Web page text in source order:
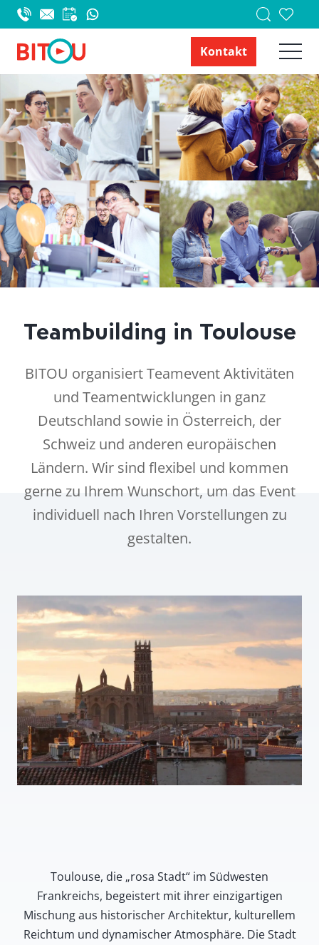
Kontakt
Teambuilding in Toulouse
BITOU organisiert Teamevent Aktivitäten
und Teamentwicklungen in ganz
Deutschland sowie in Österreich, der
Schweiz und anderen europäischen
Ländern. Wir sind flexibel und kommen
gerne zu Ihrem Wunschort, um das Event
individuell nach Ihren Vorstellungen zu
gestalten.
Toulouse, die „rosa Stadt“ im Südwesten
Frankreichs, begeistert mit ihrer einzigartigen
Mischung aus historischer Architektur, kulturellem
Reichtum und dynamischer Atmosphäre. Die Stadt